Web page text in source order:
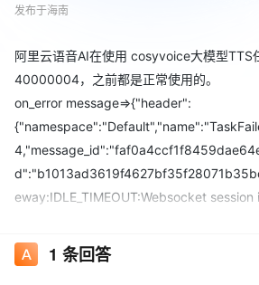
发布于海南
阿里云语音AI在使用 cosyvoice大模型TTS
40000004，之前都是正常使用的。
on_error message=>{"header":
eway:IDLE_TIMEOUT:Websocket
1 条回答